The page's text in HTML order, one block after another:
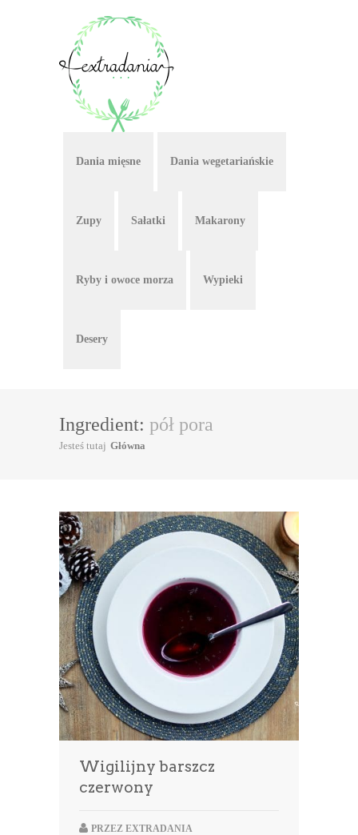
Dania mięsne Dania wegetariańskie
Zupy Sałatki Makarony
Ryby i owoce morza Wypieki
Desery
Ingredient: pół pora
Jesteś tutaj Główna
Wigilijny barszcz
czerwony
PRZEZ EXTRADANIA